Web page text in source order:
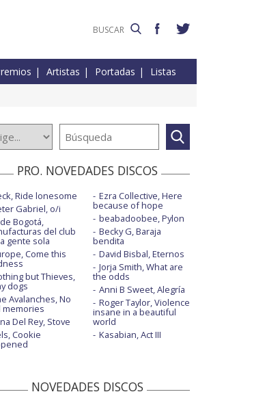
Artistas Portadas Listas
PRO. NOVEDADES DISCOS
Ride lonesome
Gabriel, o/i
Bogotá,
del club
gente sola
Come this
but Thieves,
dogs
Avalanches, No
memories
Del Rey, Stove
Cookie
Ezra Collective, Here
because of hope
beabadoobee, Pylon
Becky G, Baraja
bendita
David Bisbal, Eternos
Jorja Smith, What are
the odds
Anni B Sweet, Alegría
Roger Taylor, Violence
insane in a beautiful
world
Kasabian, Act III
NOVEDADES DISCOS